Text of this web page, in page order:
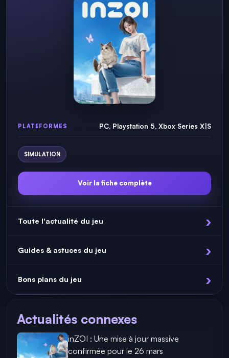
PLATEFORMES PC, Playstation 5, Xbox Series X|S
SIMULATION
Voir la fiche complète
Toute l'actualité du jeu
Guides & astuces du jeu
Bons plans du jeu
Actualités connexes
inZOI : Une mise à jour massive
confirmée pour le 26 mars